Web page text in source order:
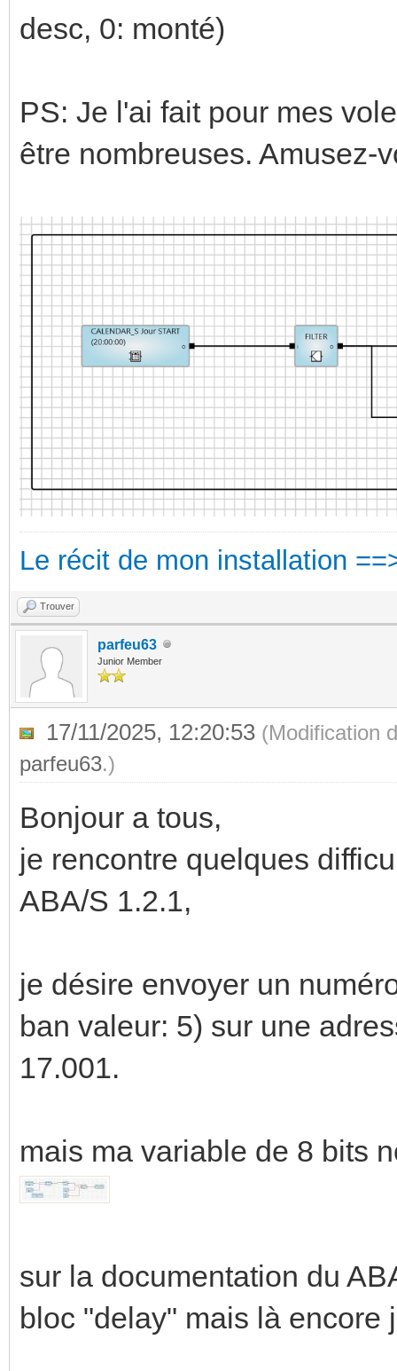
desc, 0: monté)
PS: Je l'ai fait pour mes
être nombreuses. Amusez-
Le récit de mon installation
Trouver
parfeu63
Junior Member
17/11/2025, 12:20:53 (Modification
parfeu63.)
Bonjour a tous,
je rencontre quelques
ABA/S 1.2.1,
je désire envoyer un
ban valeur: 5) sur une
17.001.
mais ma variable de 8 bits
sur la documentation du
bloc "delay" mais là